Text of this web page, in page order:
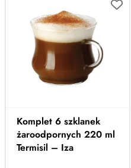
Komplet 6 szklanek
żaroodpornych 220 ml
Termisil – Iza